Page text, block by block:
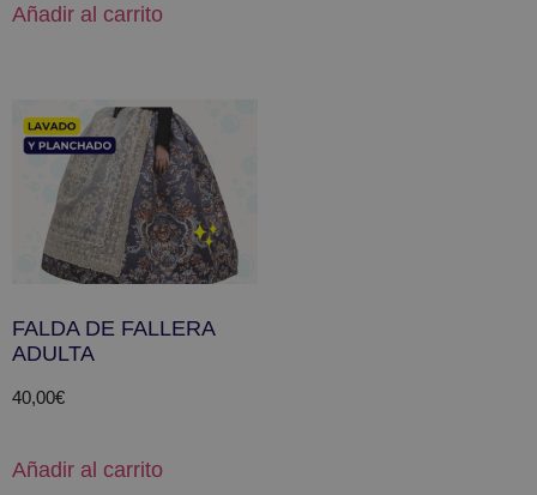
Añadir al carrito
FALDA DE FALLERA
ADULTA
40,00€
Añadir al carrito